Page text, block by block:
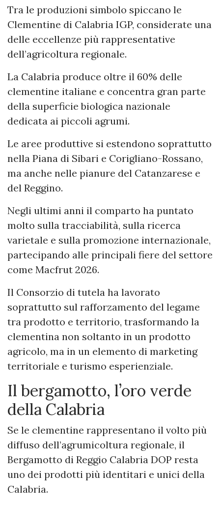
Tra le produzioni simbolo spiccano le
Clementine di Calabria IGP, considerate una
delle eccellenze più rappresentative
dell’agricoltura regionale.
La Calabria produce oltre il 60% delle
clementine italiane e concentra gran parte
della superficie biologica nazionale
dedicata ai piccoli agrumi.
Le aree produttive si estendono soprattutto
nella Piana di Sibari e Corigliano-Rossano,
ma anche nelle pianure del Catanzarese e
del Reggino.
Negli ultimi anni il comparto ha puntato
molto sulla tracciabilità, sulla ricerca
varietale e sulla promozione internazionale,
partecipando alle principali fiere del settore
come Macfrut 2026.
Il Consorzio di tutela ha lavorato
soprattutto sul rafforzamento del legame
tra prodotto e territorio, trasformando la
clementina non soltanto in un prodotto
agricolo, ma in un elemento di marketing
territoriale e turismo esperienziale.
Il bergamotto, l’oro verde
della Calabria
Se le clementine rappresentano il volto più
diffuso dell’agrumicoltura regionale, il
Bergamotto di Reggio Calabria DOP resta
uno dei prodotti più identitari e unici della
Calabria.